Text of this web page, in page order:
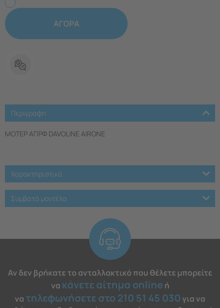
ΑΓΟΡΑ
Περιγραφη
ΜΟΤΕΡ ΑΠΡΦ DAVOLINE AIRONE
Χαρακτηριστικά
Συμβατά μοντέλα
Αν δεν βρήκατε το ανταλλακτικό που θέλετε μπορείτε
να κάνετε αίτημα online ή
νατηλεφωνήσετε στο 210 51 45 030 για να